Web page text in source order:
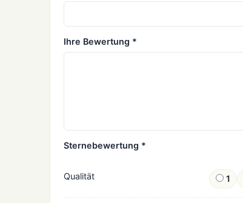
Ihre Bewertung *
Sternebewertung *
Qualität 1